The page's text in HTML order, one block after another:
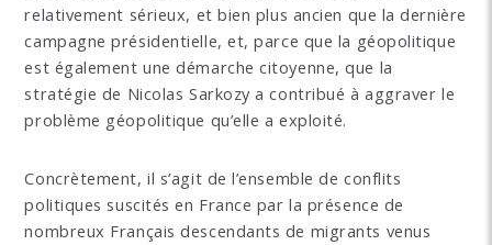
relativement sérieux, et bien plus ancien que la dernière
campagne présidentielle, et, parce que la géopolitique
est également une démarche citoyenne, que la
stratégie de Nicolas Sarkozy a contribué à aggraver le
problème géopolitique qu’elle a exploité.
Concrètement, il s’agit de l’ensemble de conflits
politiques suscités en France par la présence de
nombreux Français descendants de migrants venus